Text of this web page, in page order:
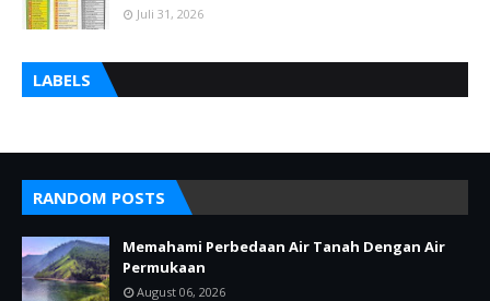
Juli 31, 2026
LABELS
RANDOM POSTS
Memahami Perbedaan Air Tanah Dengan Air
Permukaan
August 06, 2026